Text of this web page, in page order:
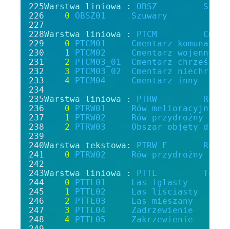
Warstwa liniowa :
OBSZ
0
OBSZ01
Szuwary
Warstwa liniowa :
PTCM
0
PTCM01 Cmentarz
komunalny
1
PTCM02 Cmentarz
wojenny
2
PTCM03_01 Cmentarz
3
PTCM03_02 Cmentarz
4
PTCM04 Cmentarz
inny
Warstwa liniowa :
PTRW
Rów
0
PTRW01 Rów melioracyjny
1
PTRW02 Rów przydrożny
2
PTRW03 Obszar objęty
Warstwa tekstowa:
PTRW_E Rów
0
PTRW02 Rów przydrożny
Warstwa liniowa :
PTTL
Teren
0
PTTL01 Las
iglasty
1
PTTL02 Las
liściasty
2
PTTL03 Las
mieszany
3
PTTL04
Zadrzewienie
4
PTTL05
Zakrzewienie